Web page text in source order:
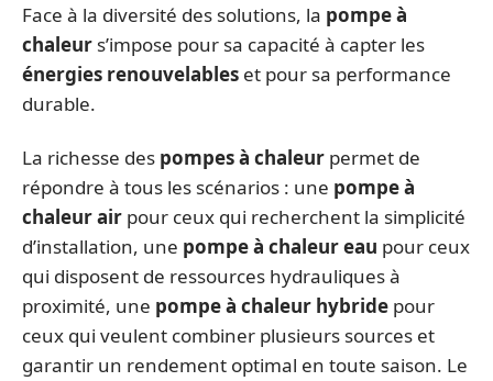
Face à la diversité des solutions, la pompe à
chaleur s’impose pour sa capacité à capter les
énergies renouvelables et pour sa performance
durable.
La richesse des pompes à chaleur permet de
répondre à tous les scénarios : une pompe à
chaleur air pour ceux qui recherchent la simplicité
d’installation, une pompe à chaleur eau pour ceux
qui disposent de ressources hydrauliques à
proximité, une pompe à chaleur hybride pour
ceux qui veulent combiner plusieurs sources et
garantir un rendement optimal en toute saison. Le